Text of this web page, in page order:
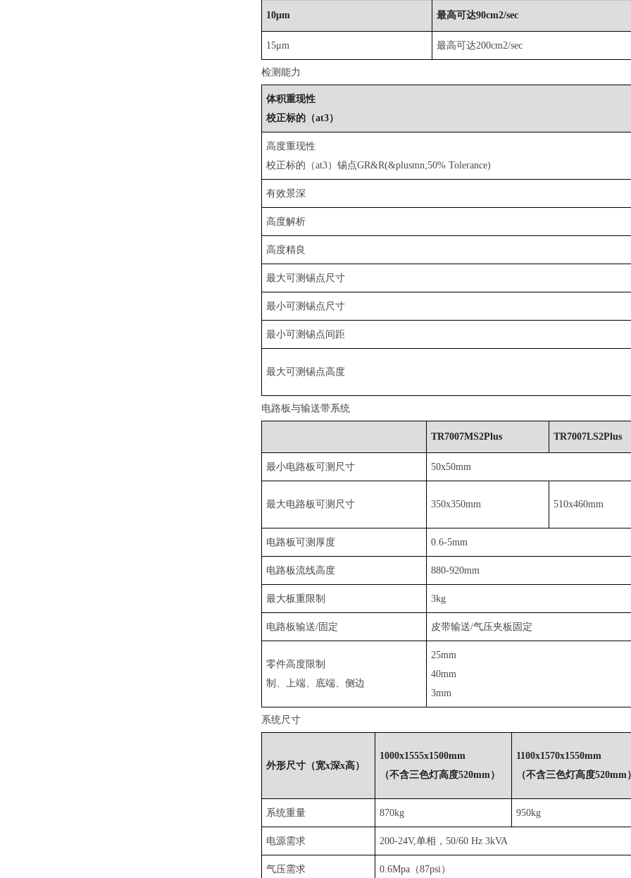
10μm 最高可达90cm2/sec
15μm 最高可达200cm2/sec
检测能力
体积重现性
校正标的（at3）
高度重现性
校正标的（at3）锡点GR&R(&plusmn;50% Tolerance)
有效景深
高度解析
高度精良
最大可测锡点尺寸
最小可测锡点尺寸
最小可测锡点间距
最大可测锡点高度
电路板与输送带系统
TR7007MS2Plus TR7007LS2Plus
最小电路板可测尺寸 50x50mm
最大电路板可测尺寸 350x350mm 510x460mm
电路板可测厚度 0.6-5mm
电路板流线高度 880-920mm
最大板重限制 3kg
电路板输送/固定 皮带输送/气压夹板固定
零件高度限制
制、上端、底端、侧边
25mm
40mm
3mm
系统尺寸
外形尺寸（宽x深x高）
1000x1555x1500mm
（不含三色灯高度520mm）
1100x1570x1550mm
（不含三色灯高度520mm）
系统重量 870kg 950kg
电源需求 200-24V,单相，50/60 Hz 3kVA
气压需求 0.6Mpa（87psi）